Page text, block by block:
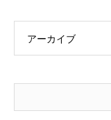
アーカイブ